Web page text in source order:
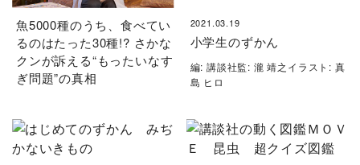
魚5000種のうち、食べてい
るのはたった30種!? さかな
クンが訴える“もったいなす
ぎ問題”の真相
2021.03.19
小学生のずかん
編: 講談社監: 瀧 靖之イラスト: 真
島 ヒロ